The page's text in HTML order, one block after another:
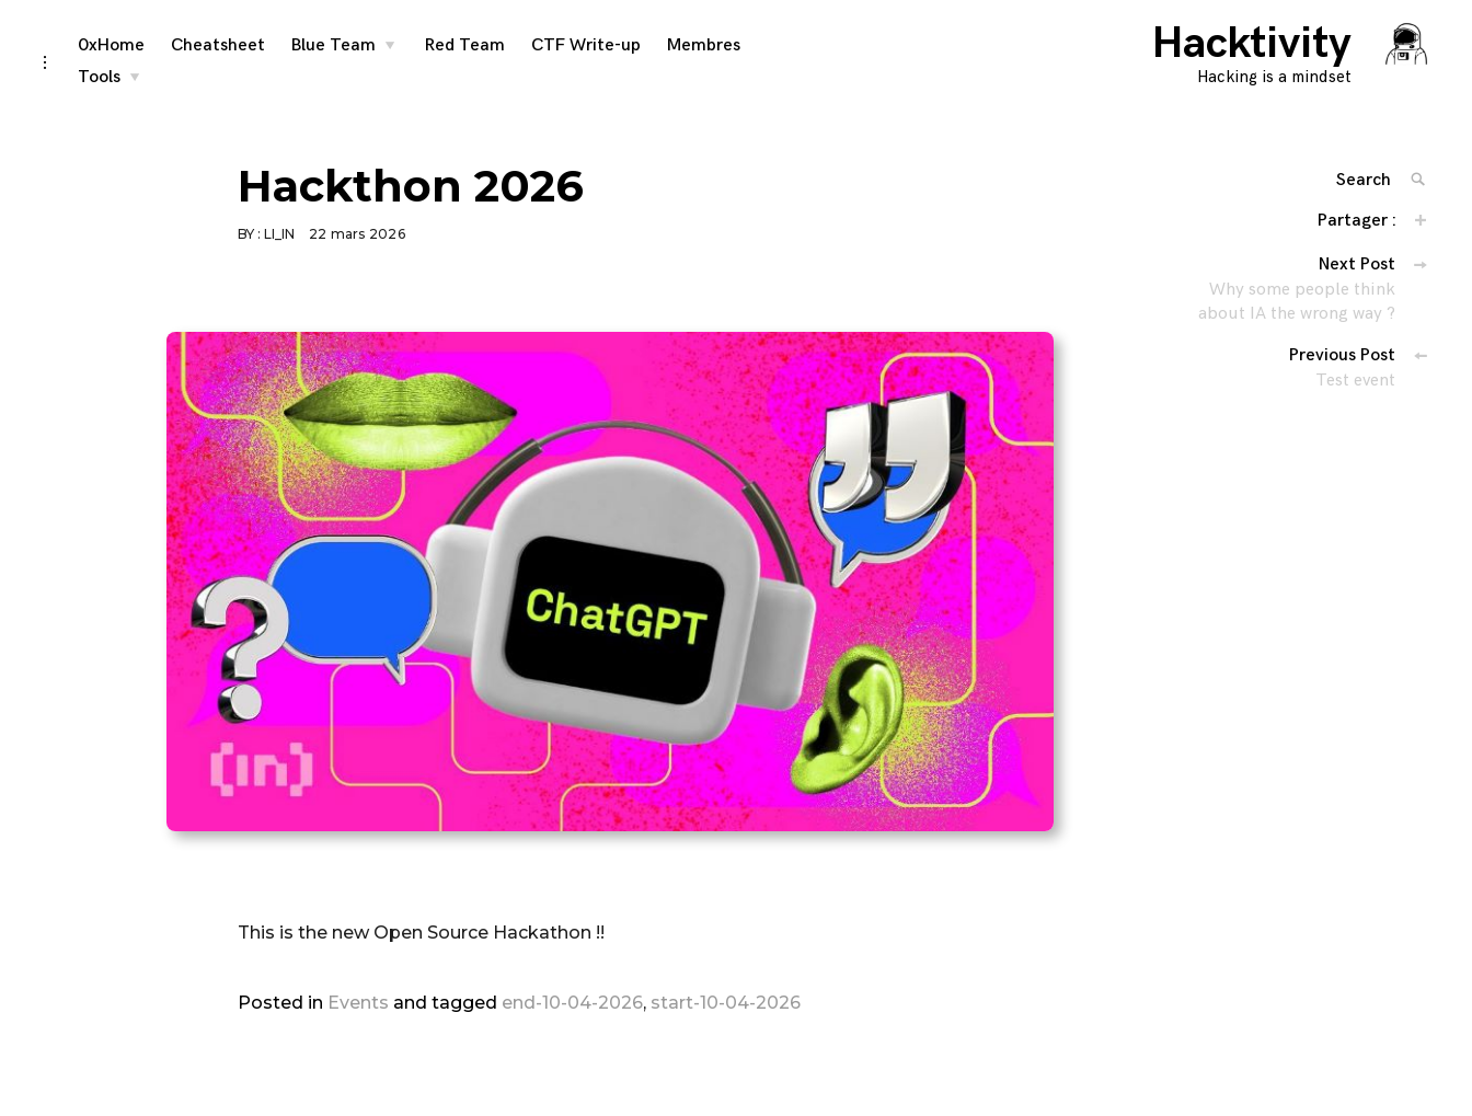
to
Hacktivity
Hacking is a mindset
toggle
open/close
0xHome Cheatsheet Blue Team
toggle
Red Team CTF Write-up
Membres
Tools
toggle
Hackthon 2026
BY : LI_IN 22 mars 2026
This is the new Open Source Hackathon !!
Posted in Events and tagged end-10-04-2026, start-10-04-2026
Partager :
Navigation
des
articles
Next Post
Why some people think
about IA the wrong way ?
Previous Post
Test event